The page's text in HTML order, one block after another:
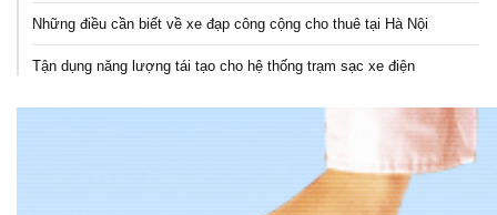
Những điều cần biết về xe đạp công cộng cho thuê tại Hà Nội
Tận dụng năng lượng tái tạo cho hệ thống trạm sạc xe điện